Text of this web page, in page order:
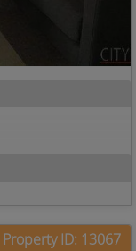
Property ID: 13067